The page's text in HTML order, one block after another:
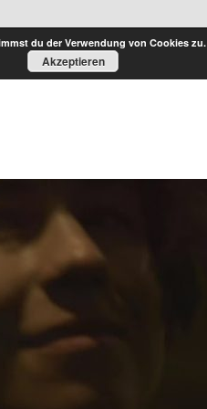
du der Verwendung von Cookies zu.
Akzeptieren